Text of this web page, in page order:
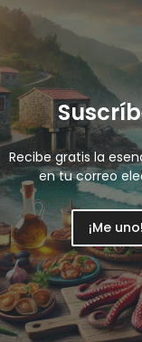
Recibe gratis la
en tu correo
¡Me uno!